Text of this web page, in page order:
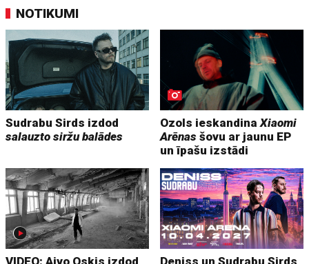
NOTIKUMI
Sudrabu Sirds izdod
salauzto siržu balādes
Ozols ieskandinaXiaomi
Arēnas šovu ar jaunu EP
un īpašu izstādi
VIDEO: Aivo Oskis izdod
Deniss un Sudrabu Sirds